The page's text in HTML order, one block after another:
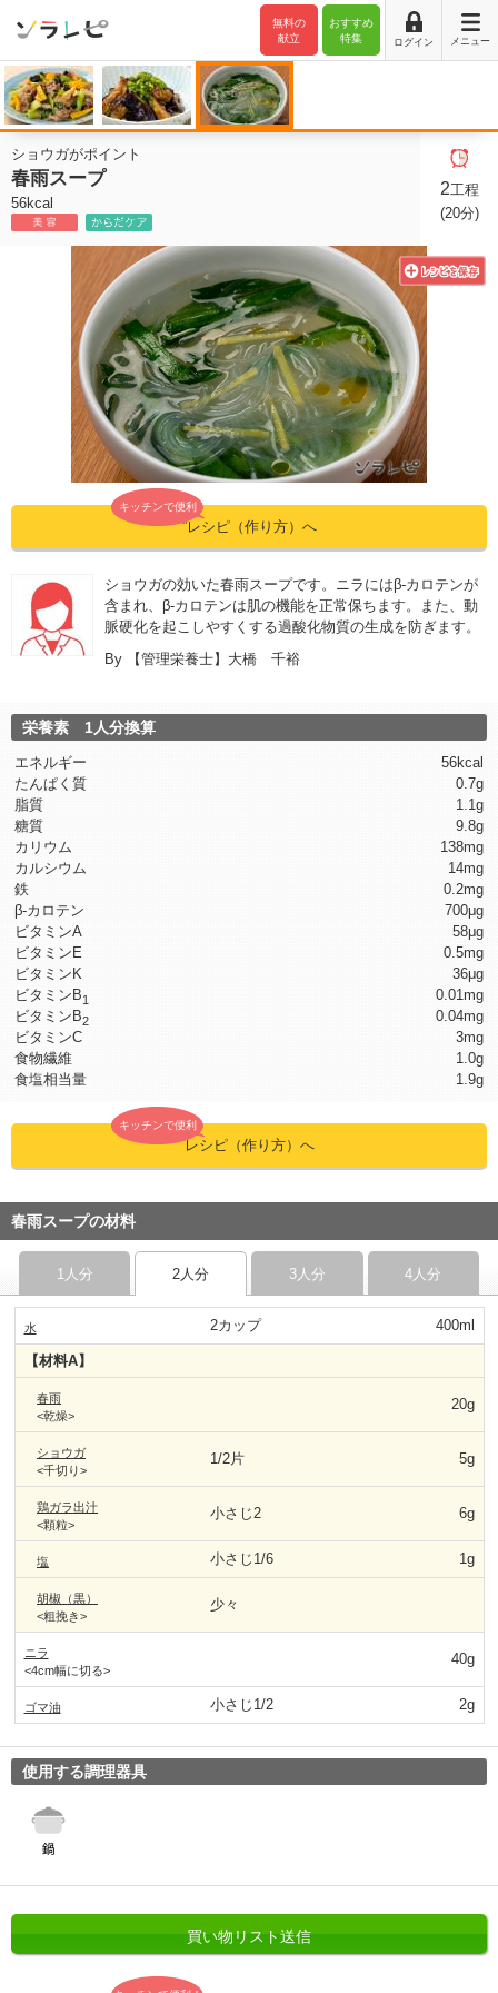
おすすめ
特集
無料の
献立
ログイン メニュー
ショウガがポイント
春雨スープ
56kcal
2工程
(20分)
キッチンで便利
”レシピ（作り方）へ
ショウガの効いた春雨スープです。ニラにはβ-カロテンが
含まれ、β-カロテンは肌の機能を正常保ちます。また、動
脈硬化を起こしやすくする過酸化物質の生成を防ぎます。
By
【管理栄養士】大橋 千裕
栄養素 1人分換算
エネルギー
56kcal
たんぱく質
0.7g
脂質
1.1g
糖質
9.8g
カリウム
138mg
カルシウム
14mg
鉄
0.2mg
β-カロテン
700μg
ビタミンA
58μg
ビタミンE
0.5mg
ビタミンK
36μg
ビタミンB1
0.01mg
ビタミンB2
0.04mg
ビタミンC
3mg
食物繊維
1.0g
食塩相当量
1.9g
キッチンで便利
レシピ（作り方）へ
春雨スープの材料
1人分 2人分 3人分 4人分
水 2カップ 400ml
【材料A】
春雨
<乾燥>
20g
ショウガ
<千切り>
1/2片 5g
鶏ガラ出汁
<顆粒>
小さじ2 6g
塩 小さじ1/6 1g
胡椒（黒）
<粗挽き>
少々
ニラ
<4cm幅に切る>
40g
ゴマ油 小さじ1/2 2g
使用する調理器具
買い物リスト送信